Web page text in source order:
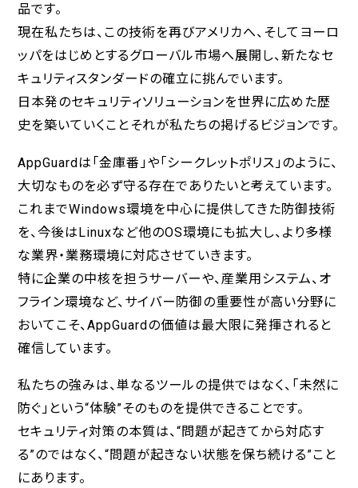
品です。
現在私たちは、この技術を再びアメリカへ、そしてヨーロ
ッパをはじめとするグローバル市場へ展開し、新たなセ
キュリティスタンダードの確立に挑んでいます。
日本発のセキュリティソリューションを世界に広めた歴
史を築いていくこと――それが私たちの掲げるビジョンです。
AppGuardは「金庫番」や「シークレットポリス」のように、
大切なものを必ず守る存在でありたいと考えています。
これまでWindows環境を中心に提供してきた防御技術
を、今後はLinuxなど他のOS環境にも拡大し、より多様
な業界・業務環境に対応させていきます。
特に企業の中核を担うサーバーや、産業用システム、オ
フライン環境など、サイバー防御の重要性が高い分野に
おいてこそ、AppGuardの価値は最大限に発揮されると
確信しています。
私たちの強みは、単なるツールの提供ではなく、「未然に
防ぐ」という“体験”そのものを提供できることです。
セキュリティ対策の本質は、“問題が起きてから対応す
る”のではなく、“問題が起きない状態を保ち続ける”こと
にあります。